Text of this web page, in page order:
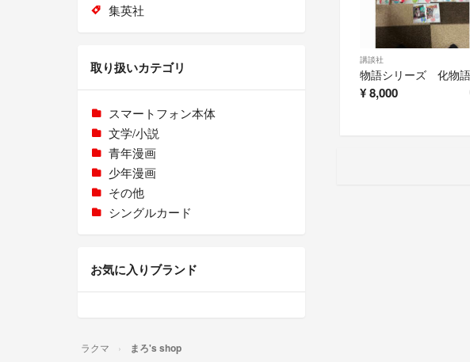
講談社
¥8,000
集英社
取り扱いカテゴリ
スマートフォン本体
文学/小説
青年漫画
少年漫画
その他
シングルカード
お気に入りブランド
ラクマ まろ's shop